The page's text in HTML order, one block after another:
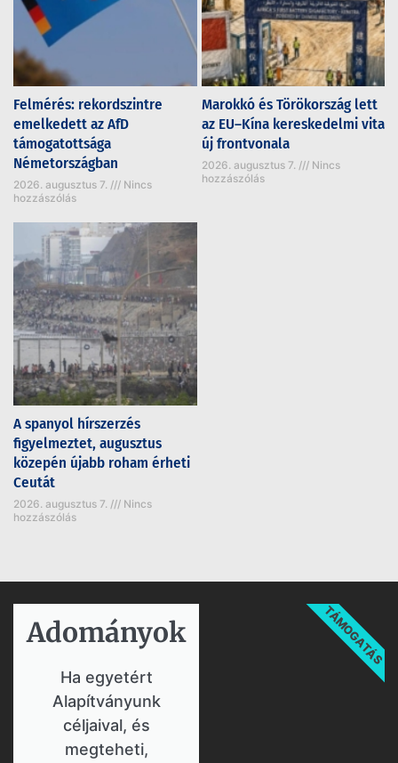
Felmérés: rekordszintre
emelkedett az AfD
támogatottsága
Németországban
2026. augusztus 7.
Nincs
hozzászólás
Marokkó és Törökország lett
az EU–Kína kereskedelmi vita
új frontvonala
2026. augusztus 7.
Nincs
hozzászólás
A spanyol hírszerzés
figyelmeztet, augusztus
közepén újabb roham érheti
Ceutát
2026. augusztus 7.
Nincs
hozzászólás
Adományok​
Ha egyetért
Alapítványunk
céljaival, és
megteheti,
TÁMOGATÁS